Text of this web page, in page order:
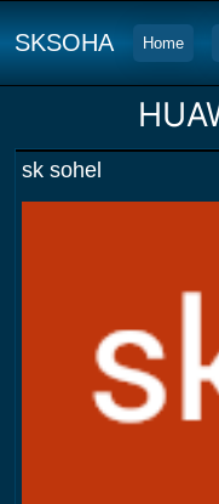
SKSOHA Home
sk sohel